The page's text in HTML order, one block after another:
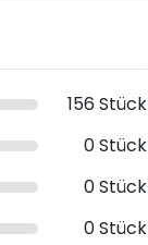
156 Stück
0 Stück
0 Stück
0 Stück